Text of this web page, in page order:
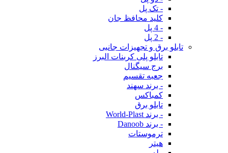
- تک پل
کلید محافظ جان
- 4 پل
- 2 پل
تابلو برق و تجهیزات جانبی
تابلو پلی کربنات البرز
برج سیگنال
جعبه تقسیم
- برند سهند
کمباکس
تابلو برق
- برند World-Plast
- برند Danoob
ترموستات
هیتر